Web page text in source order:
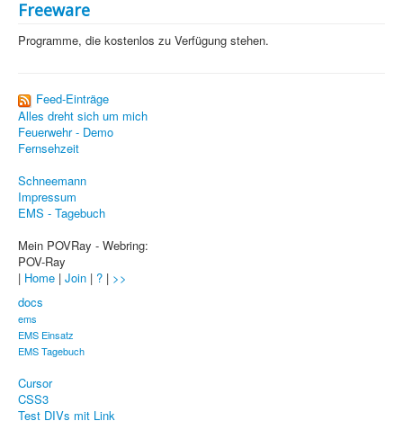
PovRay
CMS
Grafik
JavaScript
Home
PovRay
PHP
CMS
Freeware
Programme, die kostenlos zu Verfügung stehen.
Feed-Einträge
Alles dreht sich um mich
Feuerwehr - Demo
Fernsehzeit
Schneemann
Impressum
EMS - Tagebuch
Mein POVRay - Webring:
POV-Ray
| Home | Join | ? | >>
docs
ems
EMS Einsatz
EMS Tagebuch
Cursor
CSS3
Test DIVs mit Link